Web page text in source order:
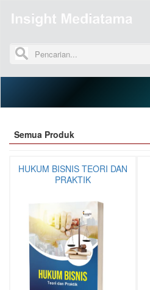
Semua Produk
HUKUM BISNIS TEORI DAN
PRAKTIK